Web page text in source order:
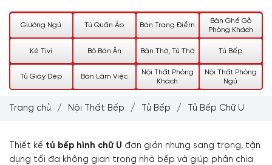
Giường Ngủ Tủ Quần Áo Bàn Trang Điểm
Bàn Ghế Gỗ
Phòng Khách
Kệ Tivi Bộ Bàn Ăn Bàn Thờ, Tủ Thờ Tủ Bếp
Tủ Giày Dép Bàn Làm Việc
Nội Thất Phòng
Khách
Nội Thất Phòng
Ngủ
Trang chủ / Nội Thất Bếp / Tủ Bếp / Tủ Bếp Chữ U
Thiết kế tủ bếp hình chữ U đơn giản nhưng sang trọng, tận
dụng tối đa không gian trong nhà bếp và giúp phân chia